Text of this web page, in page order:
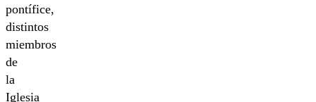
pontífice,
distintos
miembros
de
la
Iglesia